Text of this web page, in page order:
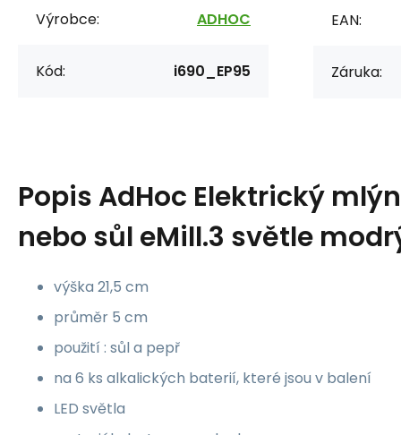
Výrobce: ADHOC
Kód: i690_EP95
EAN:
Záruka:
Popis AdHoc Elektrický
nebo sůl eMill.3 světle
výška 21,5 cm
průměr 5 cm
použití : sůl a pepř
na 6 ks alkalických baterií, které jsou v balení
LED světla